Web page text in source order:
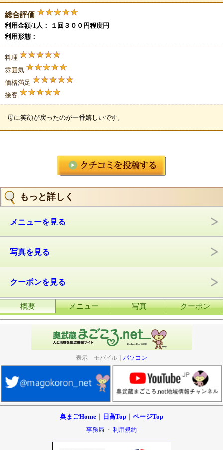
総合評価
利用金額/1人： １回３００円程度円
利用形態：
料理
雰囲気
価格満足
接客
母に笑顔が戻ったのが一番嬉しいです。
もっと詳しく
メニューを見る
写真を見る
クーポンを見る
概要 メニュー 写真 クーポン
表示 モバイル｜ パソコン
奥まごHome 日高Top ページTop
事務局 ・ 利用規約